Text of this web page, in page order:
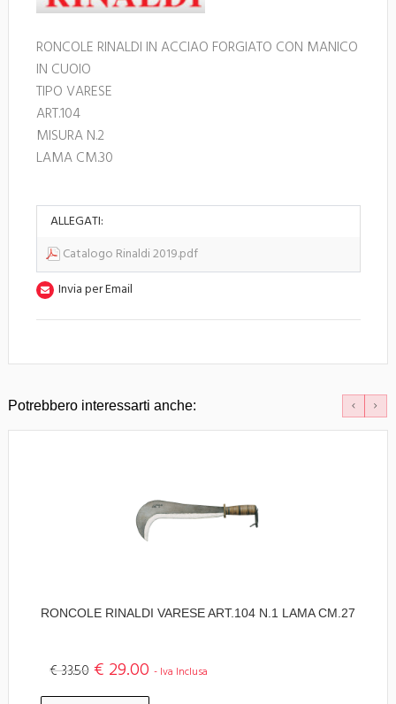
RONCOLE RINALDI IN ACCIAO FORGIATO CON MANICO
IN CUOIO
TIPO VARESE
ART.104
MISURA N.2
LAMA CM.30
ALLEGATI:
Catalogo Rinaldi 2019.pdf
Invia per Email
Potrebbero interessarti anche:
RONCOLE RINALDI VARESE ART.104 N.1 LAMA CM.27
€ 33.50 € 29.00 - Iva Inclusa